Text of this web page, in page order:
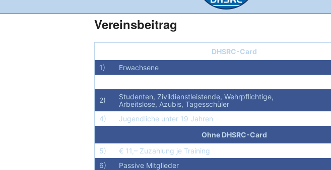
Vereinsbeitrag
DHSRC-Card
1)
Erwachsene
2)
Studenten, Zivildienstleistende, Wehrpflichtige,
Arbeitslose, Azubis, Tagesschüler
4) Jugendliche unter 19 Jahren
Ohne DHSRC-Card
5)
€ 11,– Zuzahlung je Training
6)
Passive Mitglieder